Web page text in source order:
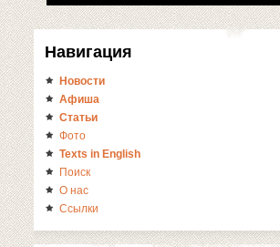
Навигация
Новости
Афиша
Статьи
Фото
Texts in English
Поиск
О нас
Ссылки